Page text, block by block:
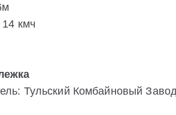
14 кмч
Тульский Комбайновый Завод